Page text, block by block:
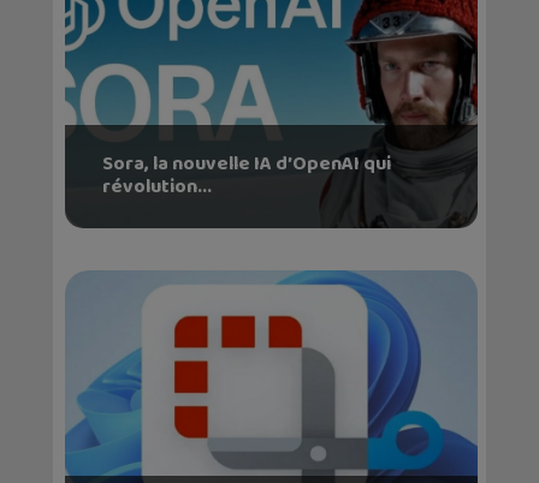
Sora, la nouvelle IA d’OpenAI qui
révolution...